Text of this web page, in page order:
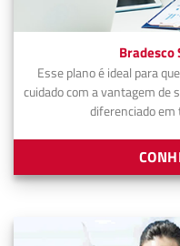
Bradesco
Esse plano é ideal para
cuidado com a vantagem de
diferenciado em